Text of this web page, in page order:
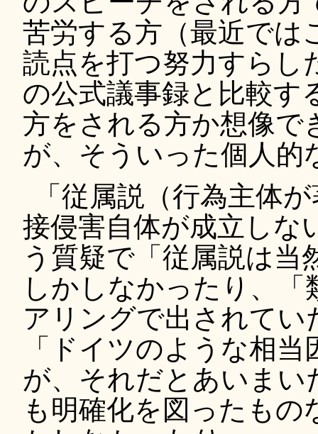
苦労する方（最近では
読点を打つ努力すらし
の公式議事録と比較す
方をされる方か想像で
が、そういった個人
「従属説（行為主体
接侵害自体が成立しな
う質疑で「従属説は当
しかしなかったり、
アリングで出されて
「ドイツのような相
が、それだとあいま
も明確化を図ったも